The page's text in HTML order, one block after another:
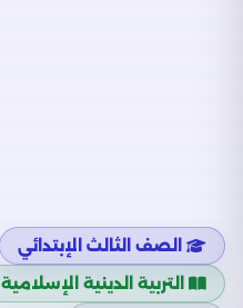
الصف الثالث الإبتدائي
التربية الدينية الإسلامية